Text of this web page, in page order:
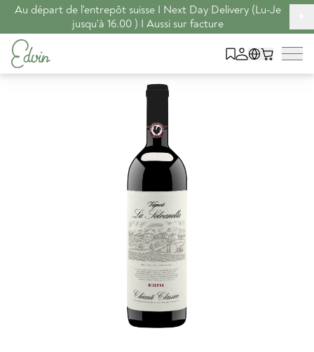
Au départ de l'entrepôt suisse I Next Day Delivery (Lu-Je
jusqu'à 16.00 ) I Aussi sur facture